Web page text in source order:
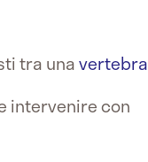
tra unavertebra
intervenire con